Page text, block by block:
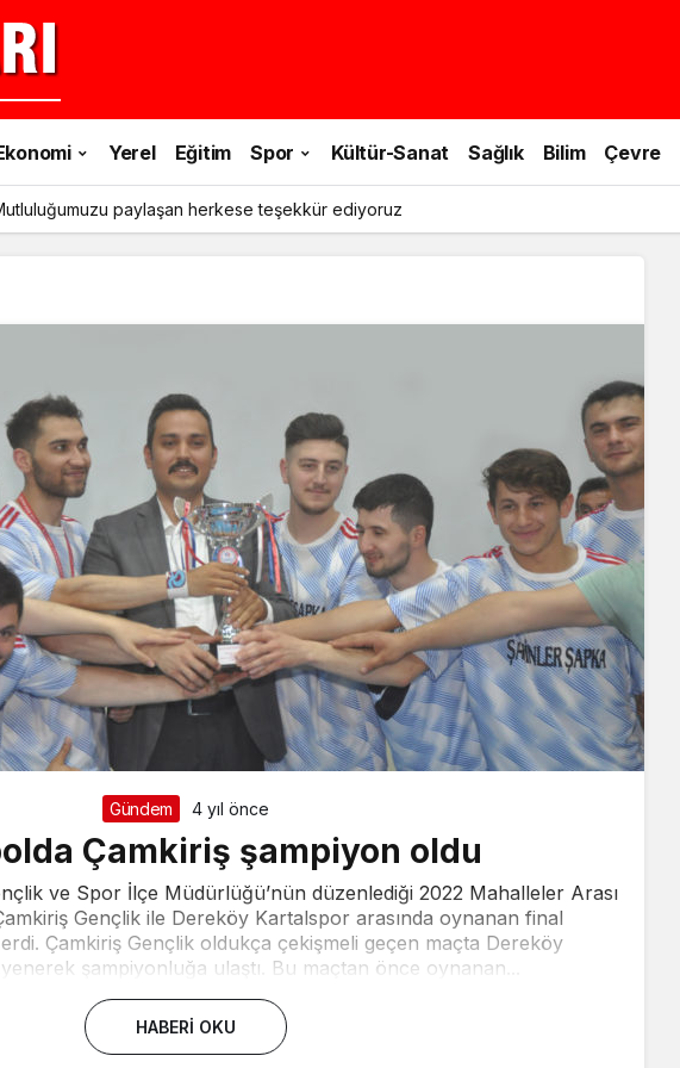
Yerel Eğitim Spor Kültür-Sanat Sağlık Bilim Çevre
paylaşan herkese teşekkür ediyoruz
Gündem 4 yıl önce
Çamkiriş şampiyon oldu
ve Spor İlçe Müdürlüğü’nün düzenlediği 2022 Mahalleler Arası
Gençlik ile Dereköy Kartalspor arasında oynanan final
erdi. Çamkiriş Gençlik oldukça çekişmeli geçen maçta Dereköy
şampiyonluğa ulaştı. Bu maçtan önce oynanan...
HABERI OKU